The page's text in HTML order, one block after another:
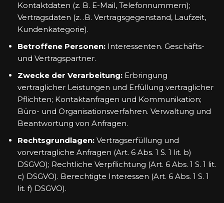
Kontaktdaten (z. B. E-Mail, Telefonnummern);
Vertragsdaten (z. .B. Vertragsgegenstand, Laufzeit,
Kundenkategorie).
Betroffene Personen: Interessenten. Geschäfts-
und Vertragspartner.
Zwecke der Verarbeitung: Erbringung
vertraglicher Leistungen und Erfüllung vertraglicher
Pflichten; Kontaktanfragen und Kommunikation;
Büro- und Organisationsverfahren. Verwaltung und
Beantwortung von Anfragen.
Rechtsgrundlagen: Vertragserfüllung und
vorvertragliche Anfragen (Art. 6 Abs. 1 S. 1 lit. b)
DSGVO); Rechtliche Verpflichtung (Art. 6 Abs. 1 S. 1 lit.
c) DSGVO). Berechtigte Interessen (Art. 6 Abs. 1 S. 1
lit. f) DSGVO).